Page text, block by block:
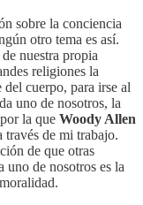
sobre la conciencia
otro tema es así.
nuestra propia
religiones la
cuerpo, para irse al
uno de nosotros, la
la que Woody Allen
de mi trabajo.
de que otras
uno de nosotros es la